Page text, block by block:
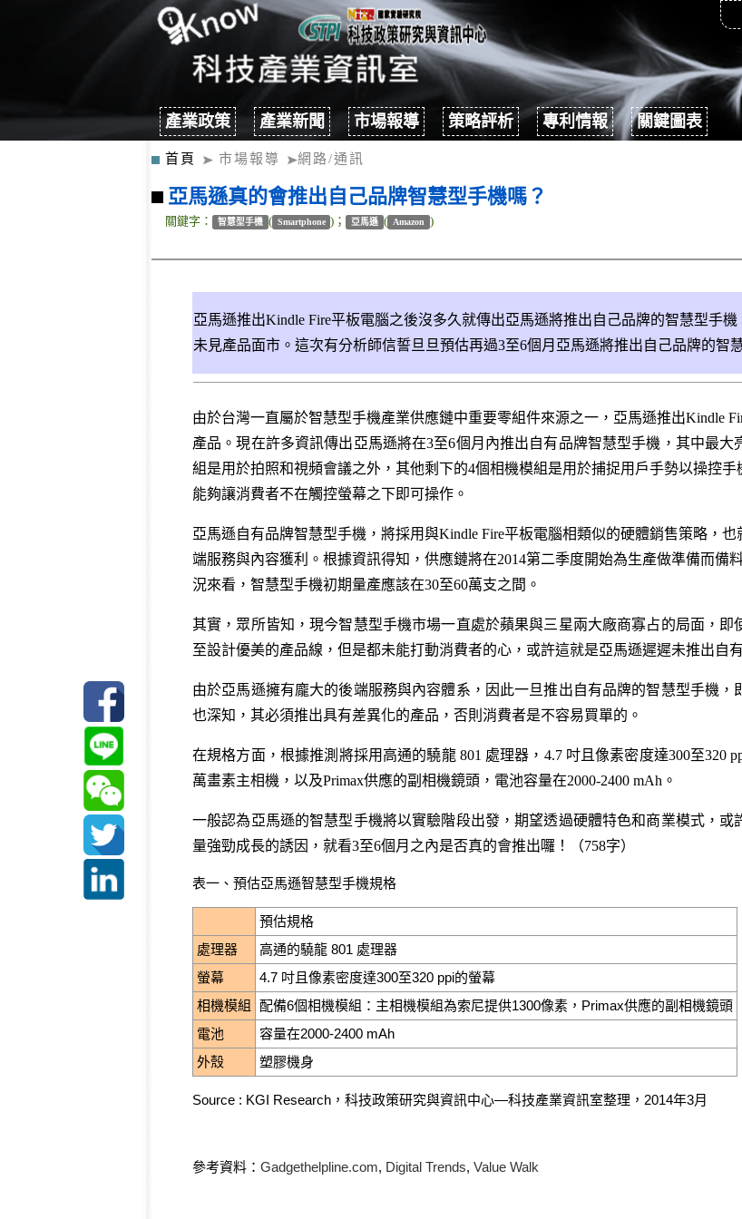
產業政策 產業新聞 市場報導 策略評析 專利情報 關鍵圖表
首頁 市場報導 網路/通訊
亞馬遜真的會推出自己品牌智慧型手機嗎？
關鍵字： 智慧型手機 ( Smartphone )； 亞馬遜 ( Amazon )
亞馬遜推出Kindle Fire平板電腦之後沒多久就傳出亞馬遜將推出自己品牌的智慧型手
未見產品面市。這次有分析師信誓旦旦預估再過3至6個月亞馬遜將推出自己品牌的智
由於台灣一直屬於智慧型手機產業供應鏈中重要零組件來源之一，亞馬遜推出Kindle
產品。現在許多資訊傳出亞馬遜將在3至6個月內推出自有品牌智慧型手機，其中最
組是用於拍照和視頻會議之外，其他剩下的4個相機模組是用於捕捉用戶手勢以操控
能夠讓消費者不在觸控螢幕之下即可操作。
亞馬遜自有品牌智慧型手機，將採用與Kindle Fire平板電腦相類似的硬體銷售策略，
端服務與內容獲利。根據資訊得知，供應鏈將在2014第二季度開始為生產做準備而備
況來看，智慧型手機初期量產應該在30至60萬支之間。
其實，眾所皆知，現今智慧型手機市場一直處於蘋果與三星兩大廠商寡占的局面，
至設計優美的產品線，但是都未能打動消費者的心，或許這就是亞馬遜遲遲未推出自
由於亞馬遜擁有龐大的後端服務與內容體系，因此一旦推出自有品牌的智慧型手機
也深知，其必須推出具有差異化的產品，否則消費者是不容易買單的。
在規格方面，根據推測將採用高通的驍龍 801 處理器，4.7 吋且像素密度達300至320
萬畫素主相機，以及Primax供應的副相機鏡頭，電池容量在2000-2400 mAh。
一般認為亞馬遜的智慧型手機將以實驗階段出發，期望透過硬體特色和商業模式，
量強勁成長的誘因，就看3至6個月之內是否真的會推出囉！（758字）
表一、預估亞馬遜智慧型手機規格
預估規格
處理器
高通的驍龍 801 處理器
螢幕
4.7 吋且像素密度達300至320 ppi的螢幕
相機模組
配備6個相機模組：主相機模組為索尼提供1300像素，Primax供應的副相機鏡頭
電池
容量在2000-2400 mAh
外殼
塑膠機身
Source : KGI Research，科技政策研究與資訊中心—科技產業資訊室整理，2014年3月
參考資料： Gadgethelpline.com, Digital Trends, Value Walk